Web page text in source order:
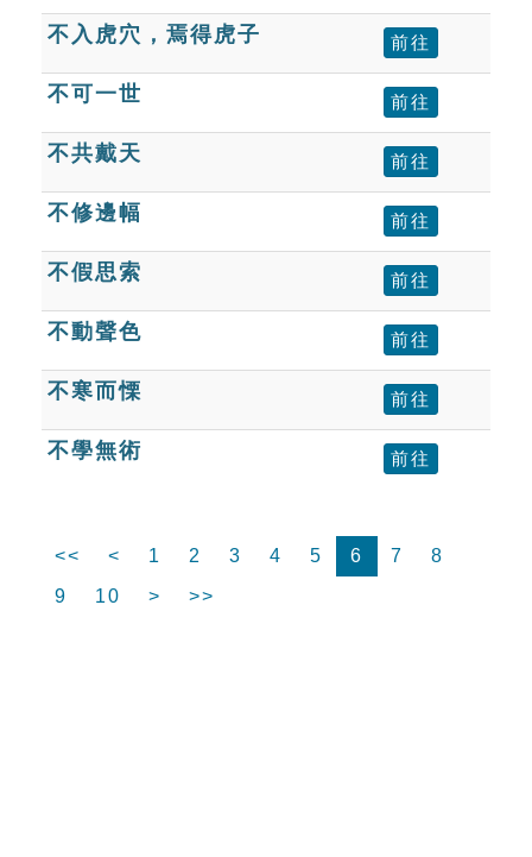
教學應用
貓頭鷹博士
不入虎穴，焉得虎子 前往
不可一世 前往
不共戴天 前往
不修邊幅 前往
不假思索 前往
不動聲色 前往
不寒而慄 前往
不學無術 前往
<< < 1 2 3 4 5 6 7
8
9
10 > >>